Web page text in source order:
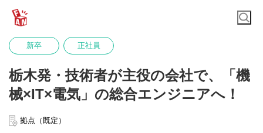
新卒 正社員
栃木発・技術者が主役の会社で、「機
械×IT×電気」の総合エンジニアへ！
拠点（既定）